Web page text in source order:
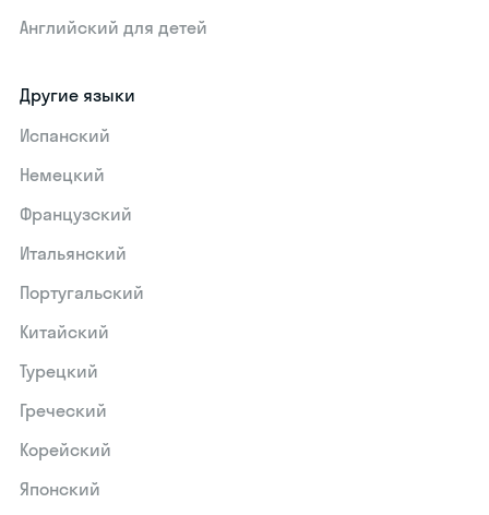
Английский для детей
Другие языки
Испанский
Немецкий
Французский
Итальянский
Португальский
Китайский
Турецкий
Греческий
Корейский
Японский